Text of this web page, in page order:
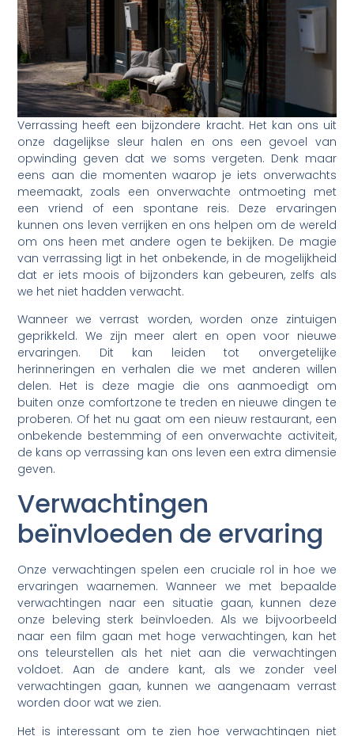
Verrassing heeft een bijzondere kracht. Het kan ons uit
onze dagelijkse sleur halen en ons een gevoel van
opwinding geven dat we soms vergeten. Denk maar
eens aan die momenten waarop je iets onverwachts
meemaakt, zoals een onverwachte ontmoeting met
een vriend of een spontane reis. Deze ervaringen
kunnen ons leven verrijken en ons helpen om de wereld
om ons heen met andere ogen te bekijken. De magie
van verrassing ligt in het onbekende, in de mogelijkheid
dat er iets moois of bijzonders kan gebeuren, zelfs als
we het niet hadden verwacht.
Wanneer we verrast worden, worden onze zintuigen
geprikkeld. We zijn meer alert en open voor nieuwe
ervaringen. Dit kan leiden tot onvergetelijke
herinneringen en verhalen die we met anderen willen
delen. Het is deze magie die ons aanmoedigt om
buiten onze comfortzone te treden en nieuwe dingen te
proberen. Of het nu gaat om een nieuw restaurant, een
onbekende bestemming of een onverwachte activiteit,
de kans op verrassing kan ons leven een extra dimensie
geven.
Verwachtingen
beïnvloeden de ervaring
Onze verwachtingen spelen een cruciale rol in hoe we
ervaringen waarnemen. Wanneer we met bepaalde
verwachtingen naar een situatie gaan, kunnen deze
onze beleving sterk beïnvloeden. Als we bijvoorbeeld
naar een film gaan met hoge verwachtingen, kan het
ons teleurstellen als het niet aan die verwachtingen
voldoet. Aan de andere kant, als we zonder veel
verwachtingen gaan, kunnen we aangenaam verrast
worden door wat we zien.
Het is interessant om te zien hoe verwachtingen niet